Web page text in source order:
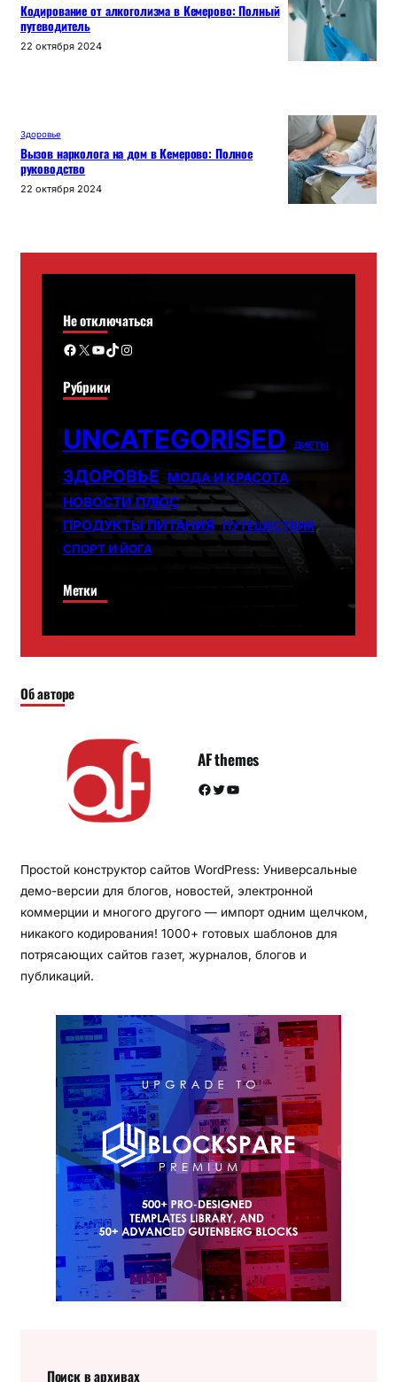
Кодирование от алкоголизма в Кемерово: Полный
путеводитель
22 октября 2024
Здоровье
Вызов нарколога на дом в Кемерово: Полное
руководство
22 октября 2024
Не отключаться
Facebook X YouTube TikTok Instagram
Рубрики
UNCATEGORISED ДИЕТЫ
ЗДОРОВЬЕ МОДА И КРАСОТА
НОВОСТИ ПЛЮС
ПРОДУКТЫ ПИТАНИЯ ПУТЕШЕСТВИЯ
СПОРТ И ЙОГА
Метки
Об авторе
AF themes
Facebook Twitter YouTube
Простой конструктор сайтов WordPress: Универсальные
демо-версии для блогов, новостей, электронной
коммерции и многого другого — импорт одним щелчком,
никакого кодирования! 1000+ готовых шаблонов для
потрясающих сайтов газет, журналов, блогов и
публикаций.
Поиск в архивах